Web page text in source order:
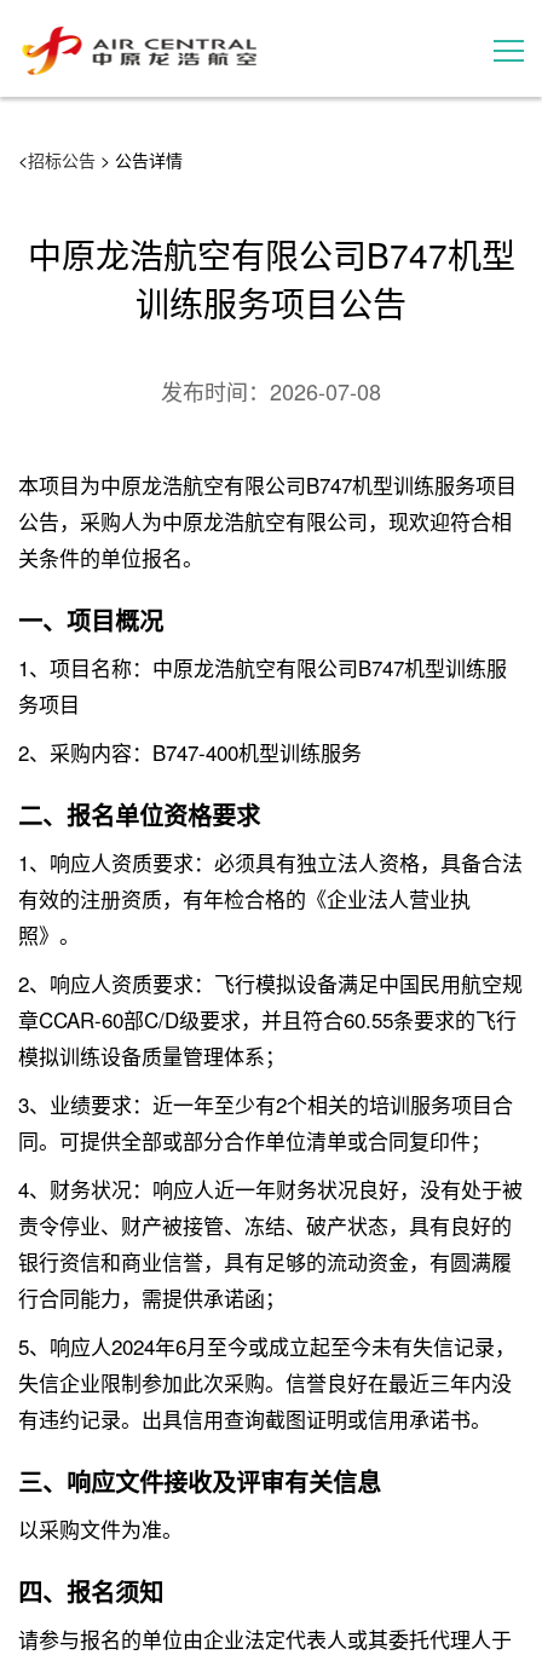
用户案例
<招标公告 > 公告详情
中原龙浩航空有限公司B747机型
训练服务项目公告
发布时间： 2026-07-08
本项目为中原龙浩航空有限公司B747机型训练服务项目
公告，采购人为中原龙浩航空有限公司，现欢迎符合相
关条件的单位报名。
一、项目概况
1、项目名称：中原龙浩航空有限公司B747机型训练服
务项目
2、采购内容：B747-400机型训练服务
二、报名单位资格要求
1、响应人资质要求：必须具有独立法人资格，具备合法
有效的注册资质，有年检合格的《企业法人营业执
照》。
2、响应人资质要求：飞行模拟设备满足中国民用航空规
章CCAR-60部C/D级要求，并且符合60.55条要求的飞行
模拟训练设备质量管理体系；
3、业绩要求：近一年至少有2个相关的培训服务项目合
同。可提供全部或部分合作单位清单或合同复印件；
4、财务状况：响应人近一年财务状况良好，没有处于被
责令停业、财产被接管、冻结、破产状态，具有良好的
银行资信和商业信誉，具有足够的流动资金，有圆满履
行合同能力，需提供承诺函；
5、响应人2024年6月至今或成立起至今未有失信记录，
失信企业限制参加此次采购。信誉良好在最近三年内没
有违约记录。出具信用查询截图证明或信用承诺书。
三、响应文件接收及评审有关信息
以采购文件为准。
四、报名须知
请参与报名的单位由企业法定代表人或其委托代理人于